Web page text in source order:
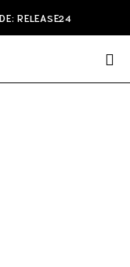
RELEASE24